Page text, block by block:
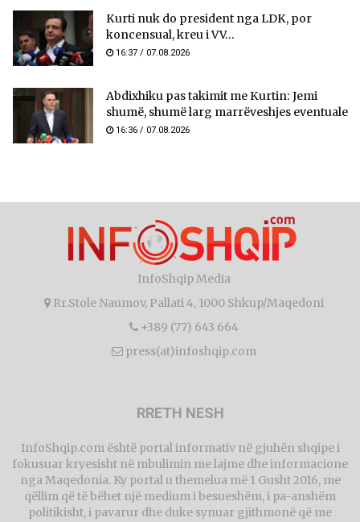
Kurti nuk do president nga LDK, por
koncensual, kreu i VV...
16:37 / 07.08.2026
Abdixhiku pas takimit me Kurtin: Jemi
shumë, shumë larg marrëveshjes eventuale
16:36 / 07.08.2026
InfoShqip Media
Rr.Stole Naumov, Pallati 4, 1000 Shkup/Maqedoni
+389 (77) 643 664
press(at)infoshqip.com
RRETH NESH
InfoShqip.com është portal informativ në gjuhën shqipe i
fokusuar kryesisht në mbulimin me lajme dhe informacione
nga Maqedonia. Ky portal u themelua më 1 Gusht 2016, me
qëllim që të bëhet një medium i besueshëm, i pa-anshëm
politikisht, i pavarur dhe duke synuar gjithmonë që me